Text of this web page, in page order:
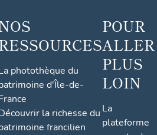
photothèque du
d'Île-de-
la richesse du
francilien
POUR
ALLER
PLUS
LOIN
La
plateforme